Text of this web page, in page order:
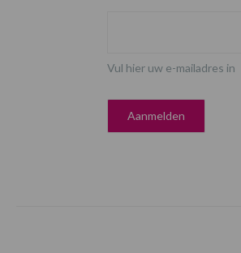
Vul hier uw e-mailadres in